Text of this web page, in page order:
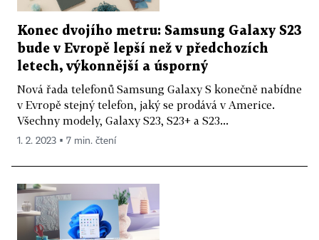
Konec dvojího metru: Samsung Galaxy S23
bude v Evropě lepší než v předchozích
letech, výkonnější a úsporný
Nová řada telefonů Samsung Galaxy S konečně nabídne
v Evropě stejný telefon, jaký se prodává v Americe.
Všechny modely, Galaxy S23, S23+ a S23...
1. 2. 2023 ▪ 7 min. čtení